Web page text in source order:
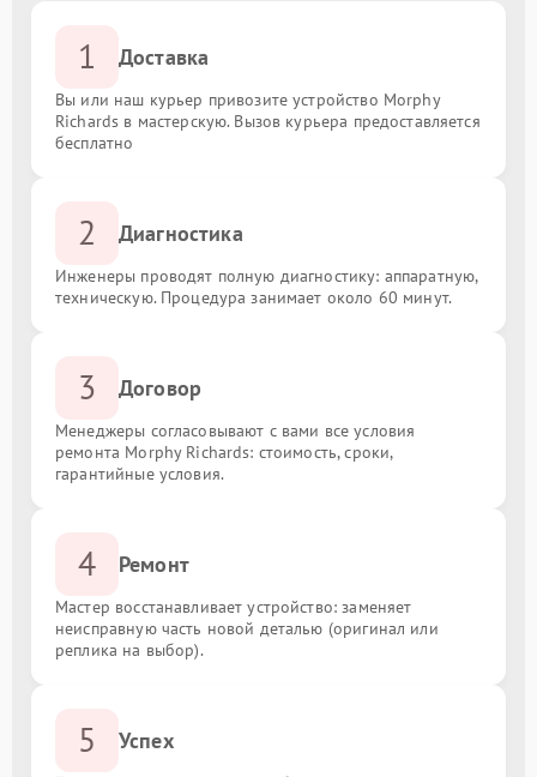
1 Доставка
Вы или наш курьер привозите устройство Morphy
Richards в мастерскую. Вызов курьера предоставляется
бесплатно
2 Диагностика
Инженеры проводят полную диагностику: аппаратную,
техническую. Процедура занимает около 60 минут.
3 Договор
Менеджеры согласовывают с вами все условия
ремонта Morphy Richards: стоимость, сроки,
гарантийные условия.
4 Ремонт
Мастер восстанавливает устройство: заменяет
неисправную часть новой деталью (оригинал или
реплика на выбор).
5 Успех